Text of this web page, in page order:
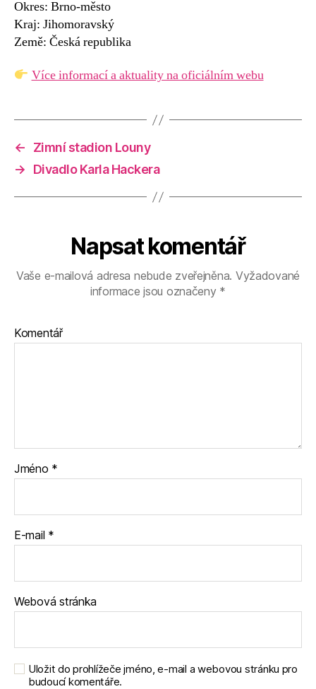
Okres: Brno-město
Kraj: Jihomoravský
Země: Česká republika
Více informací a aktuality na oficiálním webu
←
Zimní stadion Louny
→
Divadlo Karla Hackera
Napsat komentář
Vaše e-mailová adresa nebude zveřejněna. Vyžadované
informace jsou označeny *
Komentář
Jméno *
E-mail *
Webová stránka
Uložit do prohlížeče jméno, e-mail a webovou stránku pro
budoucí komentáře.